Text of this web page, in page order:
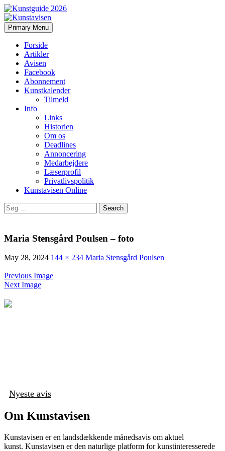
Kunstavisen
Search
Primary Menu Skip
to
Forside
Artikler
Avisen
Facebook
Abonnement
Kunstkalender
Tilmeld
Info
Links
Historien
Om os
Deadlines
Annoncering
Medarbejdere
Læserprofil
Privatlivspolitik
Kunstavisen Online
Search
for:
Maria Stensgård Poulsen – foto
May 28, 2024 144 × 234 Maria Stensgård Poulsen
Previous Image
Next Image
Nyeste avis
Om Kunstavisen
Kunstavisen er en landsdækkende månedsavis om aktuel
kunst. Kunstavisen er den naturlige platform for kunstinteresserede